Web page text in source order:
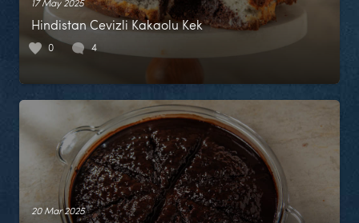
Hindistan Cevizli Kakaolu Kek
0 4
20 Mar 2025